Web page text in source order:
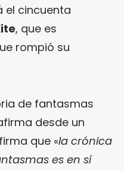
el cincuenta
, que es
rompió su
de fantasmas
desde un
que «la crónica
es en sí